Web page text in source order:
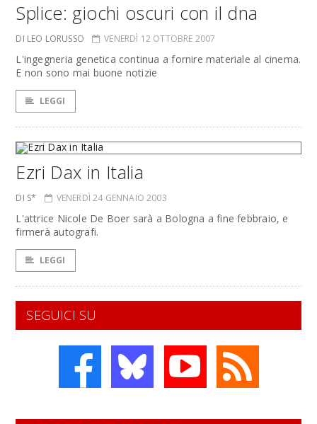
Splice: giochi oscuri con il dna
DI LEO LORUSSO VENERDÌ 12 OTTOBRE 2007
L'ingegneria genetica continua a fornire materiale al cinema.
E non sono mai buone notizie
LEGGI
Ezri Dax in Italia
DI S* VENERDÌ 24 GENNAIO 2003
L'attrice Nicole De Boer sarà a Bologna a fine febbraio, e
firmerà autografi.
LEGGI
SEGUICI SU